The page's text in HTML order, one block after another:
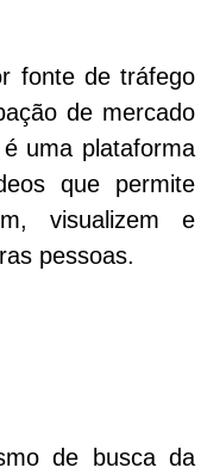
fonte de tráfego
de mercado
uma plataforma
que permite
visualizem e
pessoas.
de busca da